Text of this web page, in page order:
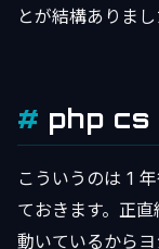
とが結構ありまし
php cs
こういうのは 1
ておきます。正直
動いているからヨ